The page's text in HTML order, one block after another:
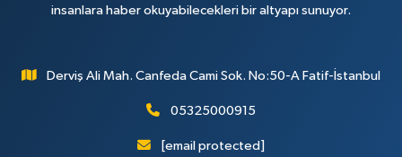
insanlara haber okuyabilecekleri bir altyapı sunuyor.
Derviş Ali Mah. Canfeda Cami Sok. No:50-A Fatif-İstanbul
05325000915
[email protected]